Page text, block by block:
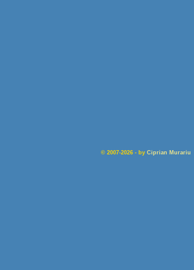
© 2007-2026 - by Ciprian Murariu